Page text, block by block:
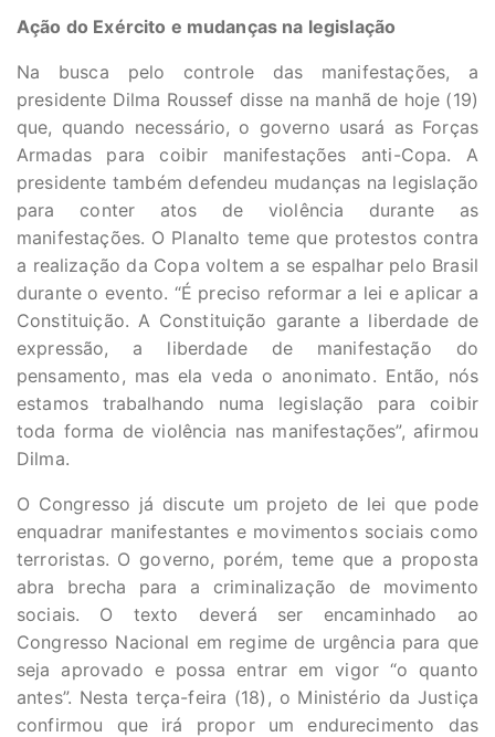
Ação do Exército e mudanças na legislação
Na busca pelo controle das manifestações, a
presidente Dilma Roussef disse na manhã de hoje (19)
que, quando necessário, o governo usará as Forças
Armadas para coibir manifestações anti-Copa. A
presidente também defendeu mudanças na legislação
para conter atos de violência durante as
manifestações. O Planalto teme que protestos contra
a realização da Copa voltem a se espalhar pelo Brasil
durante o evento. “É preciso reformar a lei e aplicar a
Constituição. A Constituição garante a liberdade de
expressão, a liberdade de manifestação do
pensamento, mas ela veda o anonimato. Então, nós
estamos trabalhando numa legislação para coibir
toda forma de violência nas manifestações”, afirmou
Dilma.
O Congresso já discute um projeto de lei que pode
enquadrar manifestantes e movimentos sociais como
terroristas. O governo, porém, teme que a proposta
abra brecha para a criminalização de movimento
sociais. O texto deverá ser encaminhado ao
Congresso Nacional em regime de urgência para que
seja aprovado e possa entrar em vigor “o quanto
antes”. Nesta terça-feira (18), o Ministério da Justiça
confirmou que irá propor um endurecimento das